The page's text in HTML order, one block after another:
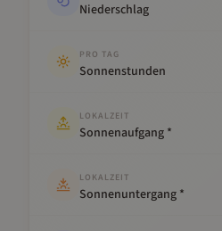
Niederschlag
PRO TAG
Sonnenstunden
LOKALZEIT
Sonnenaufgang *
LOKALZEIT
Sonnenuntergang *